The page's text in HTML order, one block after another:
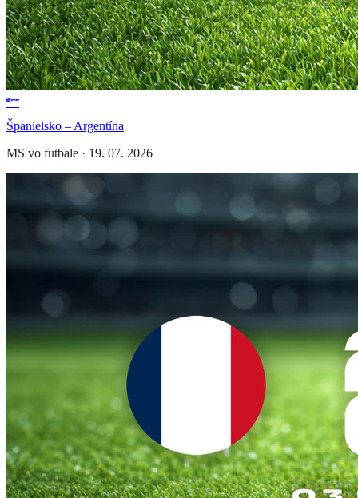
Španielsko – Argentína
MS vo futbale · 19. 07. 2026